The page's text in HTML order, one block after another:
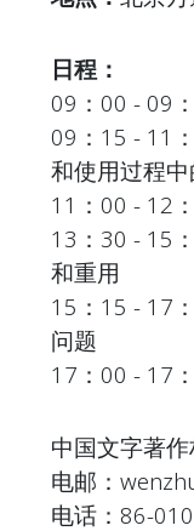
日程：
09：00 - 09
09：15 - 11
和使用过程
11：00 - 12
13：30 - 15
和重用
15：15 - 17
问题
17：00 - 17
中国文字著
电邮：
电话：86-